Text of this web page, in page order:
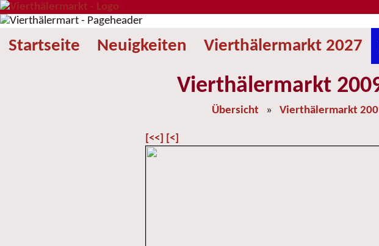
Startseite Neuigkeiten Vierthälermarkt 2027
Vierthälermarkt
Übersicht » Vierthälermarkt
[<<] [<]